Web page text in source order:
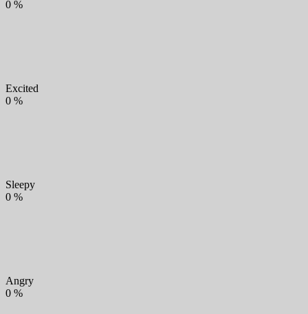
0 %
Excited
0 %
Sleepy
0 %
Angry
0 %